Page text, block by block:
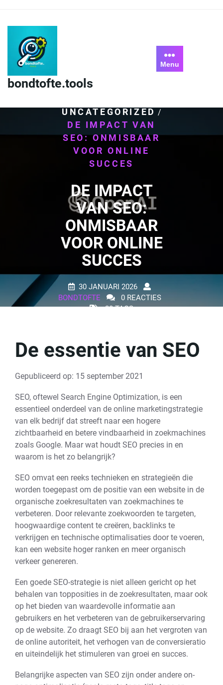
content
bondtofte.tools
Menu
UNCATEGORIZED /
DE IMPACT VAN
SEO: ONMISBAAR
VOOR ONLINE
SUCCES
DE IMPACT
VAN SEO:
ONMISBAAR
VOOR ONLINE
SUCCES
30 JANUARI 2026
BONDTOFTE
0 REACTIES
20 TAGS
De essentie van SEO
Gepubliceerd op: 15 september 2021
SEO, oftewel Search Engine Optimization, is een
essentieel onderdeel van de online marketingstrategie
van elk bedrijf dat streeft naar een hogere
zichtbaarheid en betere vindbaarheid in zoekmachines
zoals Google. Maar wat houdt SEO precies in en
waarom is het zo belangrijk?
SEO omvat een reeks technieken en strategieën die
worden toegepast om de positie van een website in de
organische zoekresultaten van zoekmachines te
verbeteren. Door relevante zoekwoorden te targeten,
hoogwaardige content te creëren, backlinks te
verkrijgen en technische optimalisaties door te voeren,
kan een website hoger ranken en meer organisch
verkeer genereren.
Een goede SEO-strategie is niet alleen gericht op het
behalen van topposities in de zoekresultaten, maar ook
op het bieden van waardevolle informatie aan
gebruikers en het verbeteren van de gebruikerservaring
op de website. Zo draagt SEO bij aan het vergroten van
de online autoriteit, het verhogen van de conversieratio
en uiteindelijk het stimuleren van groei en succes.
Belangrijke aspecten van SEO zijn onder andere on-